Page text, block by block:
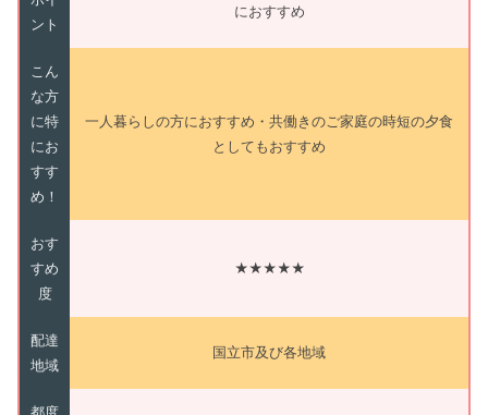
ント
におすすめ
こん
な方
に特
にお
すす
め！
一人暮らしの方におすすめ・共働きのご家庭の時短の夕食
としてもおすすめ
おす
すめ
度
★★★★★
配達
地域
国立市及び各地域